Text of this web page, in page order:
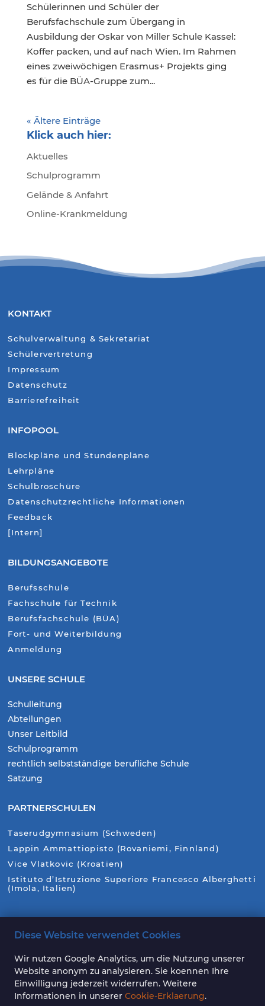
Schülerinnen und Schüler der
Berufsfachschule zum Übergang in
Ausbildung der Oskar von Miller Schule Kassel:
Koffer packen, und auf nach Wien. Im Rahmen
eines zweiwöchigen Erasmus+ Projekts ging
es für die BÜA-Gruppe zum...
« Ältere Einträge
Klick auch hier:
Aktuelles
Schulprogramm
Gelände & Anfahrt
Online-Krankmeldung
KONTAKT
Schulverwaltung & Sekretariat
Schülervertretung
Impressum
Datenschutz
Barrierefreiheit
INFOPOOL
Blockpläne und Stundenpläne
Lehrpläne
Schulbroschüre
Datenschutzrechtliche Informationen
Feedback
[Intern]
BILDUNGSANGEBOTE
Berufsschule
Fachschule für Technik
Berufsfachschule (BÜA)
Fort- und Weiterbildung
Anmeldung
UNSERE SCHULE
Schulleitung
Abteilungen
Unser Leitbild
Schulprogramm
rechtlich selbstständige berufliche Schule
Satzung
PARTNERSCHULEN
Taserudgymnasium (Schweden)
Lappin Ammattiopisto (Rovaniemi, Finnland)
Vice Vlatkovic (Kroatien)
Istituto d’Istruzione Superiore Francesco Alberghetti
(Imola, Italien)
Auf unserer Webseite nutzen wir teilweise KI-
Diese Website verwendet Cookies
Wir nutzen Google Analytics, um die Nutzung unserer
Website anonym zu analysieren. Sie koennen Ihre
Einwilligung jederzeit widerrufen. Weitere
Informationen in unserer Cookie-Erklaerung.